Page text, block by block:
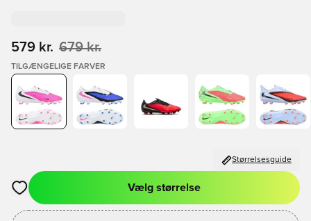
579 kr. 679 kr.
TILGÆNGELIGE FARVER
Størrelsesguide
Åbner en Modal til at logge ind eller tilmelde dig som medlem
Vælg størrelse